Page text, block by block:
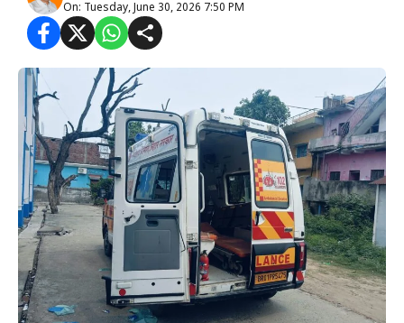
On: Tuesday, June 30, 2026 7:50 PM